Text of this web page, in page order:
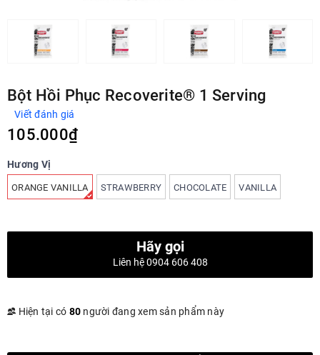
Bột Hồi Phục Recoverite® 1 Serving
Viết đánh giá
105.000₫
Hương Vị
ORANGE VANILLA STRAWBERRY CHOCOLATE VANILLA
Hãy gọi
Liên hệ 0904 606 408
Hiện tại có 80 người đang xem sản phẩm này